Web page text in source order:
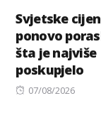
Svjetske
ponovo
šta je najviše
poskupjelo
Posted
07/08/2026